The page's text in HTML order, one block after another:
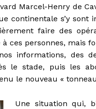
Marcel-Henry de
continentale s’y
faire des
ces personnes, mais
informations, des
le stade, puis les
le nouveau «
Une situation qui,